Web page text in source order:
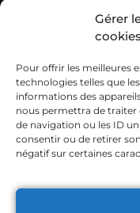
Gérer
cookies
Pour offrir les meilleures
technologies telles que
informations des
nous permettra de traiter
de navigation ou les ID
consentir ou de retirer
négatif sur certaines
Contacter B.e.N.
Gazettes et
Publications
Petites
Adhérer